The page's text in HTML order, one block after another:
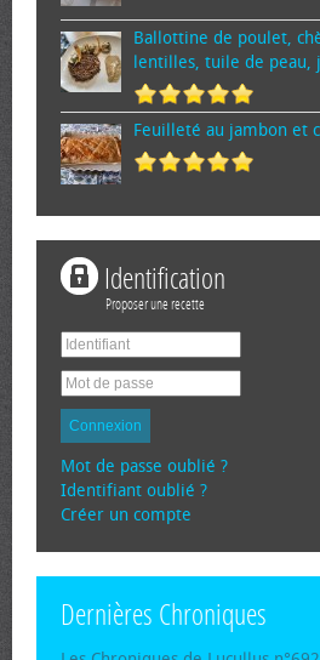
Ballottine de poulet,
lentilles, tuile de peau,
Feuilleté au jambon et
Identification
Proposer une recette
Connexion
Mot de passe oublié ?
Identifiant oublié ?
Créer un compte
Dernières Chroniques